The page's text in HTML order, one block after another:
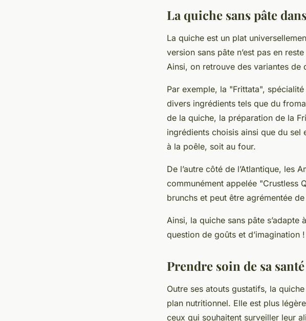
La quiche sans pâte
La quiche est un plat
version sans pâte n’est pas en
Ainsi, on retrouve des variantes de
Par exemple, la "Frittata",
divers ingrédients tels que du
de la quiche, la préparation de la
ingrédients choisis ainsi que du
à la poêle, soit au four.
De l’autre côté de l’Atlantique, les
communément appelée "Crustless
brunchs et peut être agrémentée
Ainsi, la quiche sans pâte s’adapte
question de goûts et d’imagination !
Prendre soin de sa
Outre ses atouts gustatifs, la
plan nutritionnel. Elle est plus
ceux qui souhaitent surveiller leur